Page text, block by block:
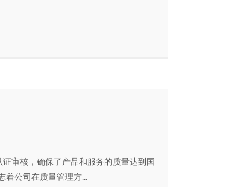
审核，确保了产品和服务的质量达到国
着公司在质量管理方...